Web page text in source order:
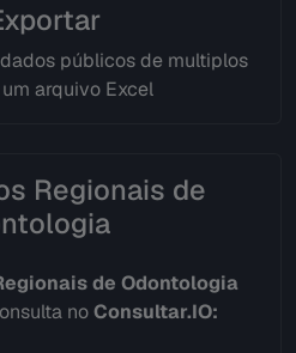
públicos de multiplos
arquivo Excel
Regionais de
de Odontologia
noConsultar.IO: